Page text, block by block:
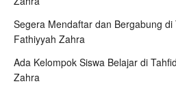
Segera Mendaftar dan Bergabung di
Fathiyyah Zahra
Ada Kelompok Siswa Belajar di
Zahra